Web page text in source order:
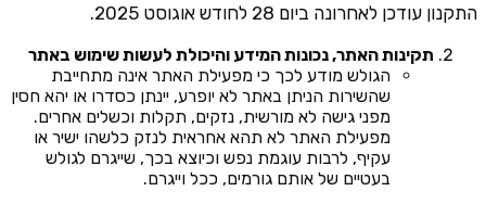
התקנון עודכן לאחרונה ביום 28 לחודש אוגוסט 2025.
תקינות האתר, נכונות המידע והיכולת לעשות שימוש באתר
הגולש מודע לכך כי מפעילת האתר אינה מתחייבת
שהשירות הניתן באתר לא יופרע, יינתן כסדרו או יהא חסין
מפני גישה לא מורשית, נזקים, תקלות וכשלים אחרים.
מפעילת האתר לא תהא אחראית לנזק כלשהו ישיר או
עקיף, לרבות עוגמת נפש וכיוצא בכך, שייגרם לגולש
בעטיים של אותם גורמים, ככל וייגרם.